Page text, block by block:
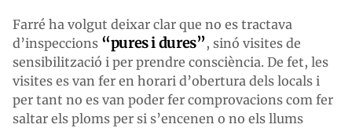
Farré ha volgut deixar clar que no es tractava
d’inspeccions “pures i dures”, sinó visites de
sensibilització i per prendre consciència. De fet, les
visites es van fer en horari d’obertura dels locals i
per tant no es van poder fer comprovacions com fer
saltar els ploms per si s’encenen o no els llums